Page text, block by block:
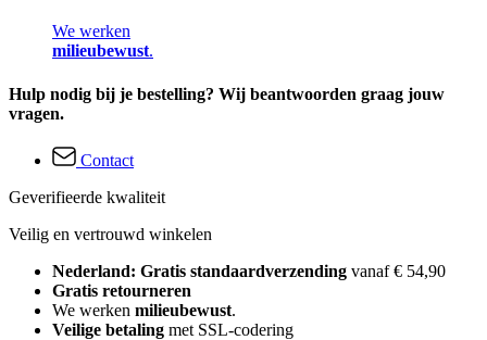
We werken
milieubewust.
Hulp nodig bij je bestelling? Wij beantwoorden graag jouw
vragen.
Contact
Geverifieerde kwaliteit
Veilig en vertrouwd winkelen
Nederland: Gratis standaardverzending vanaf € 54,90
Gratis retourneren
We werken milieubewust.
Veilige betaling met SSL-codering